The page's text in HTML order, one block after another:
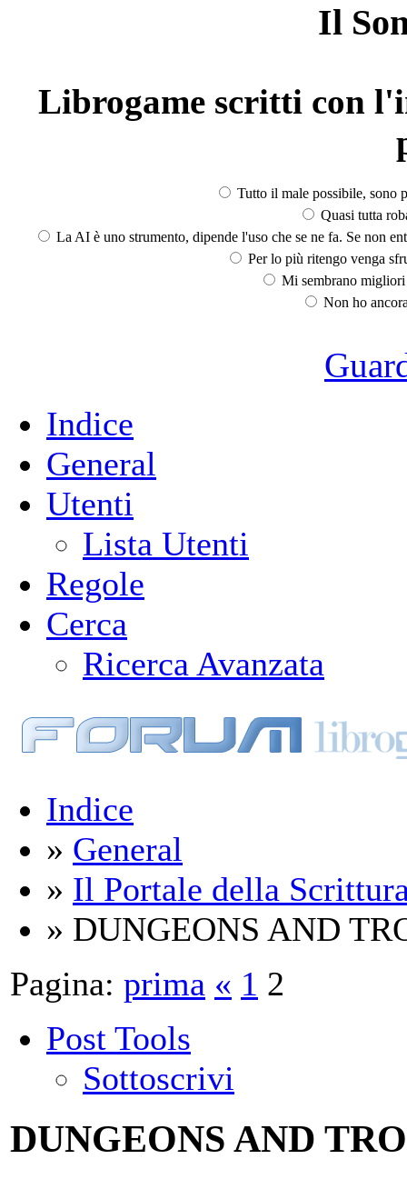
Il
Librogame scritti con
Tutto il male possibile, sono
Quasi tutta
La AI è uno strumento, dipende l'uso che se ne fa. Se non
Per lo più ritengo venga
Mi sembrano
Non ho
Indice
General
Utenti
Lista Utenti
Regole
Cerca
Ricerca Avanzata
Indice
» General
» Il Portale della
» DUNGEONS AND
Pagina: prima « 1 2
Post Tools
Sottoscrivi
DUNGEONS AND